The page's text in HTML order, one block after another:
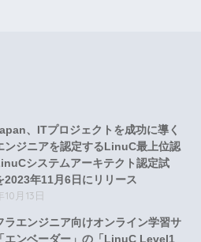
、ITプロジェクトを成功に導く
ンジニアを認定するLinuC最上位認
システムアーキテクト認定試
2023年11月6日にリリース
10月13日
ラエンジニア向けオンライン学習サ
エンベーダー」の「LinuC Level1